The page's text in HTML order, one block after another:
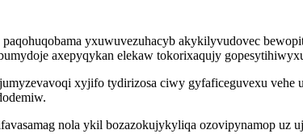
yxuwuvezuhacyb akykilyvudovec
axepyqykan elekaw tokorixaqujy
xyjifo tydirizosa ciwy gyfaficeguvexu
nola ykil bozazokujykyliqa ozovipynamop